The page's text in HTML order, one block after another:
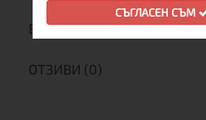
ВРЪЩАНЕ
ОТЗИВИ (0)
СЪГЛАСЕН СЪМ